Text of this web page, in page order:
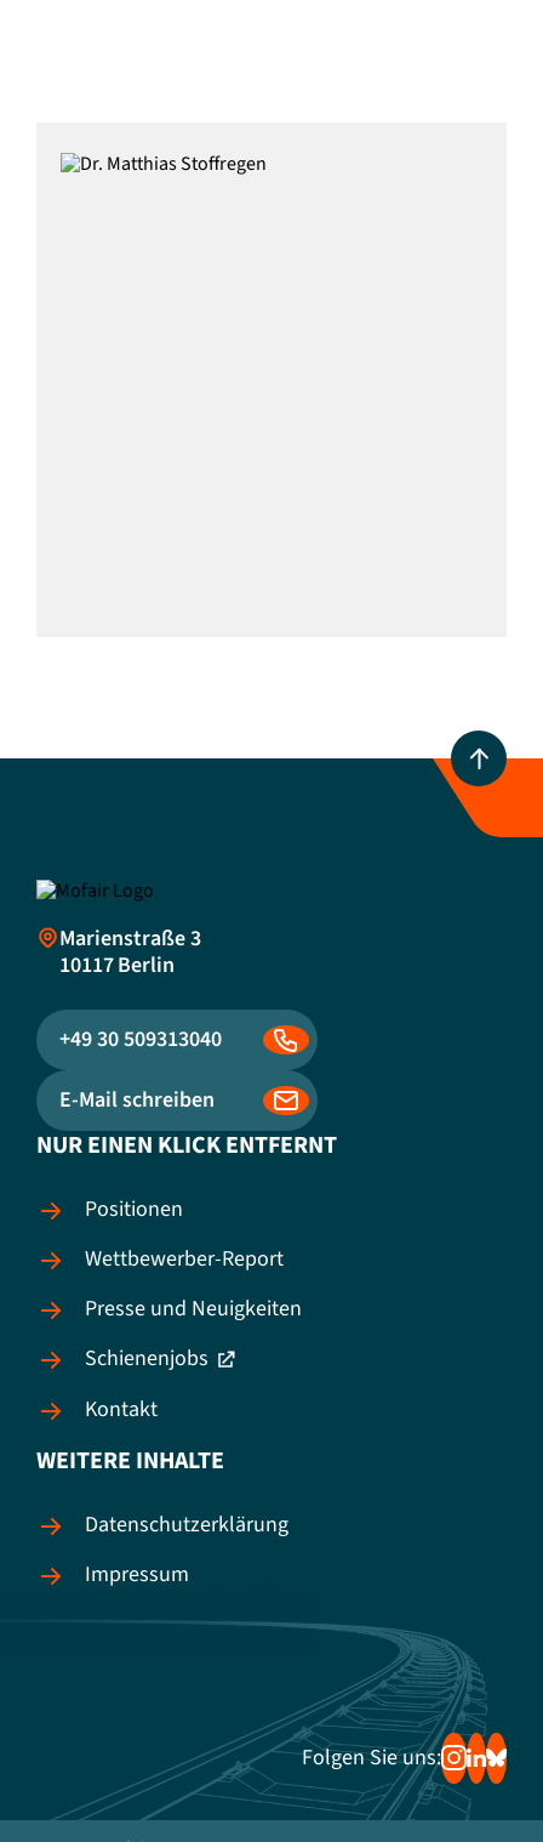
Marienstraße 3
10117Berlin
+49 30 509313040
E-Mail schreiben
NUR EINEN KLICK ENTFERNT
Positionen
Wettbewerber-Report
Presse und Neuigkeiten
Schienenjobs
Kontakt
WEITERE INHALTE
Datenschutzerklärung
Impressum
Folgen Sie uns: